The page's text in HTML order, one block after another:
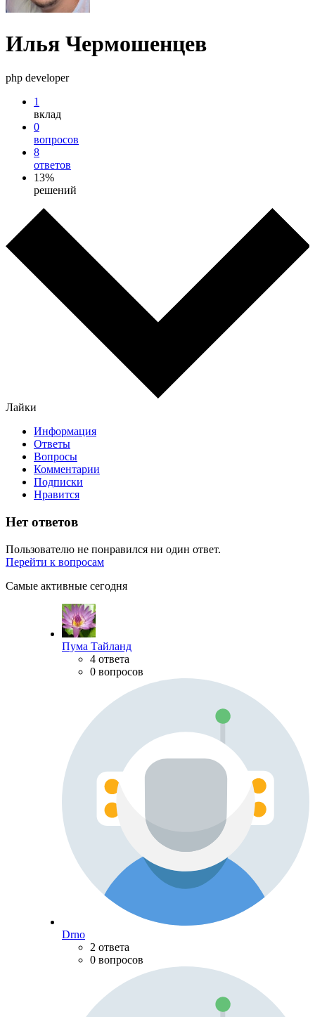
Илья Чермошенцев
php developer
1
вклад
0
вопросов
8
ответов
13%
решений
Лайки
Информация
Ответы
Вопросы
Комментарии
Подписки
Нравится
Нет ответов
Пользователю не понравился ни один ответ.
Перейти к вопросам
Самые активные сегодня
Пума Тайланд
4 ответа
0 вопросов
Drno
2 ответа
0 вопросов